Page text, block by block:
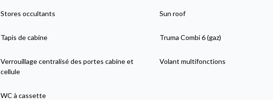
Stores occultants Sun roof
Tapis de cabine Truma Combi 6 (gaz)
Verrouillage centralisé des portes cabine et
cellule
Volant multifonctions
WC à cassette